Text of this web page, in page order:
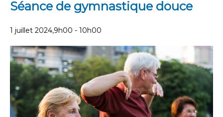
Séance de gymnastique douce
1 juillet 2024,9h00 - 10h00